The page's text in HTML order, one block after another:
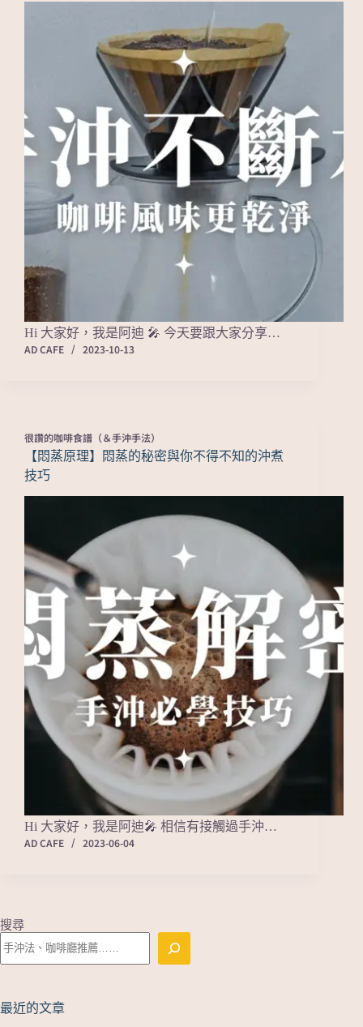
Hi 大家好，我是阿迪 🎤 今天要跟大家分享…
AD CAFE
2023-10-13
很讚的咖啡食譜（＆手沖手法）
【悶蒸原理】悶蒸的秘密與你不得不知的沖煮
技巧
Hi 大家好，我是阿迪🎤 相信有接觸過手沖…
AD CAFE
2023-06-04
搜尋
最近的文章